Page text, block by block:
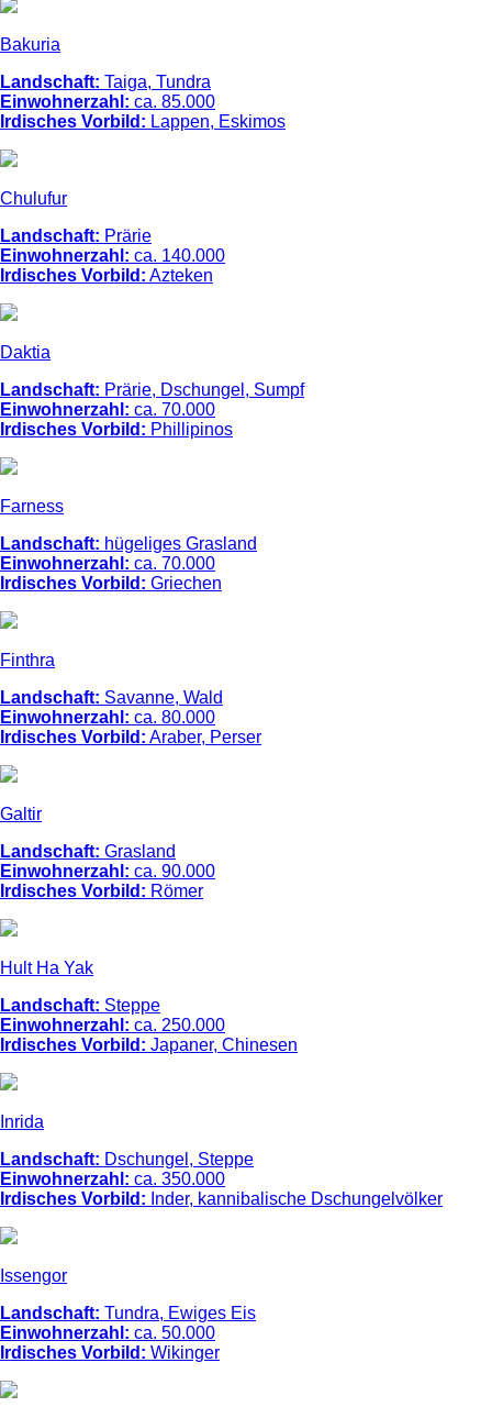
Bakuria
Landschaft: Taiga, Tundra
Einwohnerzahl: ca. 85.000
Irdisches Vorbild: Lappen, Eskimos
Chulufur
Landschaft: Prärie
Einwohnerzahl: ca. 140.000
Irdisches Vorbild: Azteken
Daktia
Landschaft: Prärie, Dschungel, Sumpf
Einwohnerzahl: ca. 70.000
Irdisches Vorbild: Phillipinos
Farness
Landschaft: hügeliges Grasland
Einwohnerzahl: ca. 70.000
Irdisches Vorbild: Griechen
Finthra
Landschaft: Savanne, Wald
Einwohnerzahl: ca. 80.000
Irdisches Vorbild: Araber, Perser
Galtir
Landschaft: Grasland
Einwohnerzahl: ca. 90.000
Irdisches Vorbild: Römer
Hult Ha Yak
Landschaft: Steppe
Einwohnerzahl: ca. 250.000
Irdisches Vorbild: Japaner, Chinesen
Inrida
Landschaft: Dschungel, Steppe
Einwohnerzahl: ca. 350.000
Irdisches Vorbild: Inder, kannibalische Dschungelvölker
Issengor
Landschaft: Tundra, Ewiges Eis
Einwohnerzahl: ca. 50.000
Irdisches Vorbild: Wikinger